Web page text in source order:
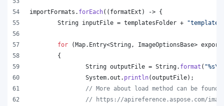
importFormats . forEach(( formatExt ) -> {
String inputFile = templatesFolder +
for (Map. Entry<String , ImageOptionsBase>
	{
String outputFile = String. format ( "%s\\
System.out . println(outputFile);
// More about load method can be found
// https://apireference.aspose.com/